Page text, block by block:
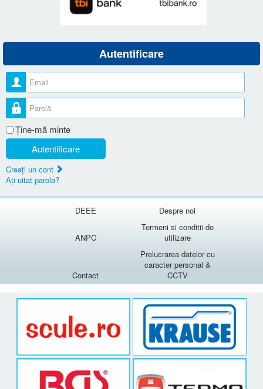
Autentificare
Nume utilizator
Parolă
Ţine-mă minte
Autentificare
Creaţi un cont
Aţi uitat parola?
DEEE Despre noi
ANPC
Termeni si conditii de
utilizare
Contact
Prelucrarea datelor cu
caracter personal &
CCTV